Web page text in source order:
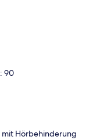
90
mit Hörbehinderung